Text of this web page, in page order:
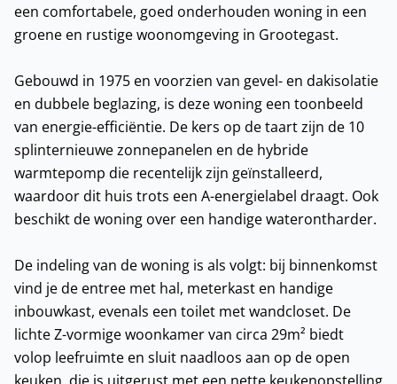
een comfortabele, goed onderhouden woning in een
groene en rustige woonomgeving in Grootegast.
Gebouwd in 1975 en voorzien van gevel- en dakisolatie
en dubbele beglazing, is deze woning een toonbeeld
van energie-efficiëntie. De kers op de taart zijn de 10
splinternieuwe zonnepanelen en de hybride
warmtepomp die recentelijk zijn geïnstalleerd,
waardoor dit huis trots een A-energielabel draagt. Ook
beschikt de woning over een handige waterontharder.
De indeling van de woning is als volgt: bij binnenkomst
vind je de entree met hal, meterkast en handige
inbouwkast, evenals een toilet met wandcloset. De
lichte Z-vormige woonkamer van circa 29m² biedt
volop leefruimte en sluit naadloos aan op de open